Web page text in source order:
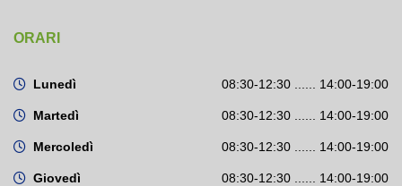
ORARI
Lunedì 08:30-12:30 ...... 14:00-19:00
Martedì 08:30-12:30 ...... 14:00-19:00
Mercoledì 08:30-12:30 ...... 14:00-19:00
Giovedì 08:30-12:30 ...... 14:00-19:00